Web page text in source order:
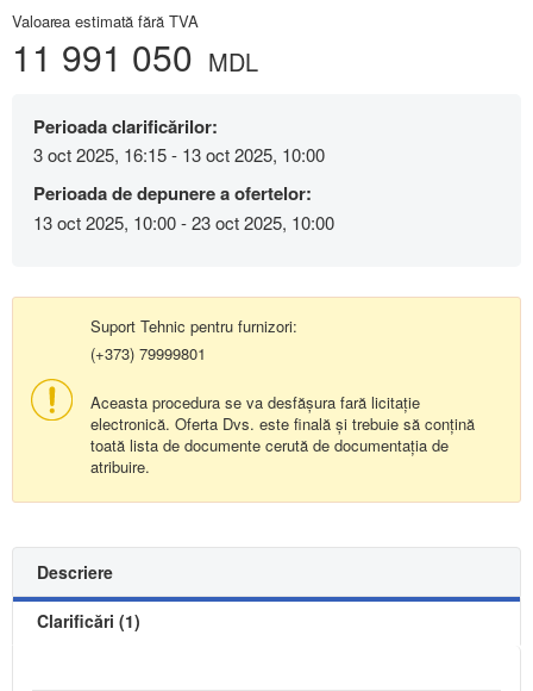
Valoarea estimată fără TVA
11 991 050 MDL
Perioada clarificărilor:
3 oct 2025, 16:15 - 13 oct 2025, 10:00
Perioada de depunere a ofertelor:
13 oct 2025, 10:00 - 23 oct 2025, 10:00
Suport Tehnic pentru furnizori:
(+373) 79999801
Aceasta procedura se va desfășura fară licitație
electronică. Oferta Dvs. este finală și trebuie să conțină
toată lista de documente cerută de documentația de
atribuire.
Descriere
Clarificări (1)